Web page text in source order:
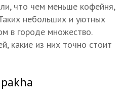
что чем меньше кофейня,
небольших и уютных
в городе множество.
какие из них точно стоит